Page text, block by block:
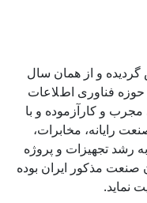
سال ١٣٩٠ تأسيس گرديده و از همان سال
فناورى اطﻼعات
و كارآزموده و با
رايانه، مخابرات،
رشد تجهيزات و پروژه
صنعت مذكور ايران بوده
نمايد.